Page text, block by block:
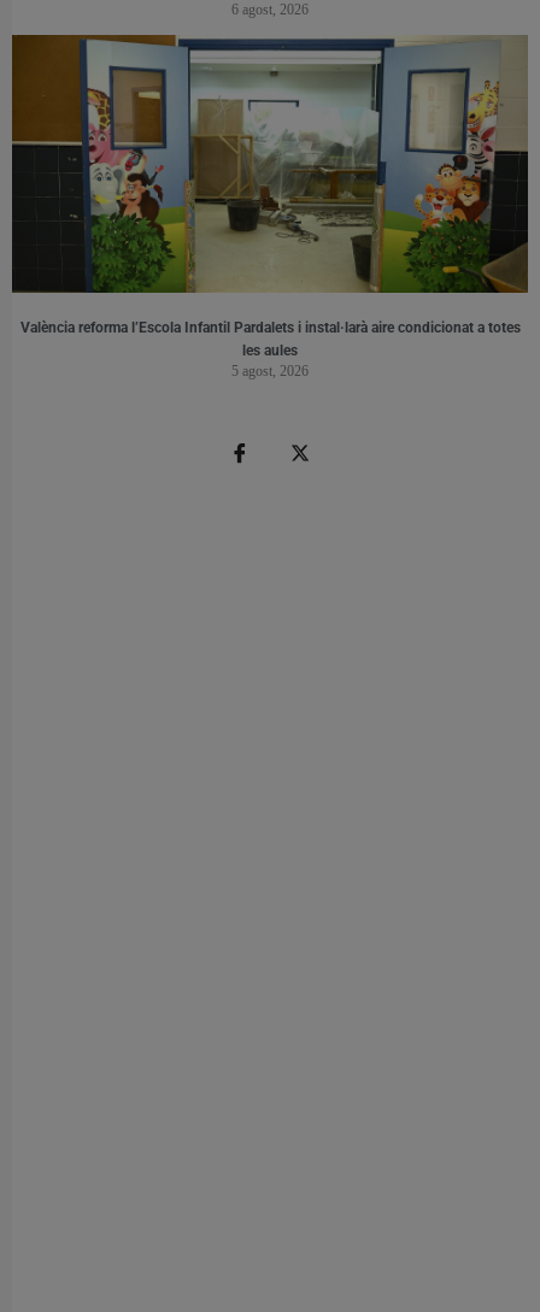
6 agost, 2026
València reforma l’Escola Infantil Pardalets i instal·larà aire condicionat a totes
les aules
5 agost, 2026